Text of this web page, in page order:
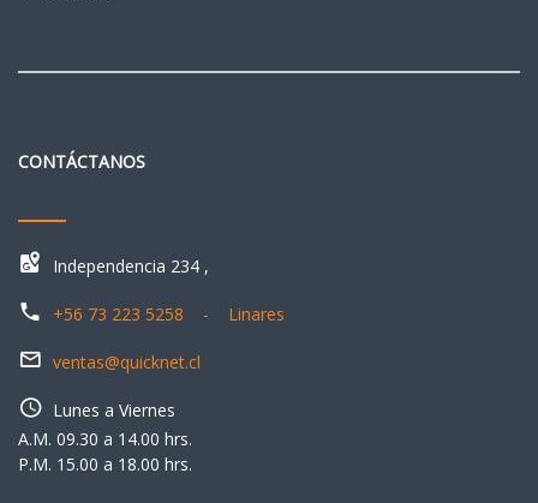
CONTÁCTANOS
Independencia 234 ,
+56 73 223 5258 - Linares
ventas@quicknet.cl
Lunes a Viernes
A.M. 09.30 a 14.00 hrs.
P.M. 15.00 a 18.00 hrs.